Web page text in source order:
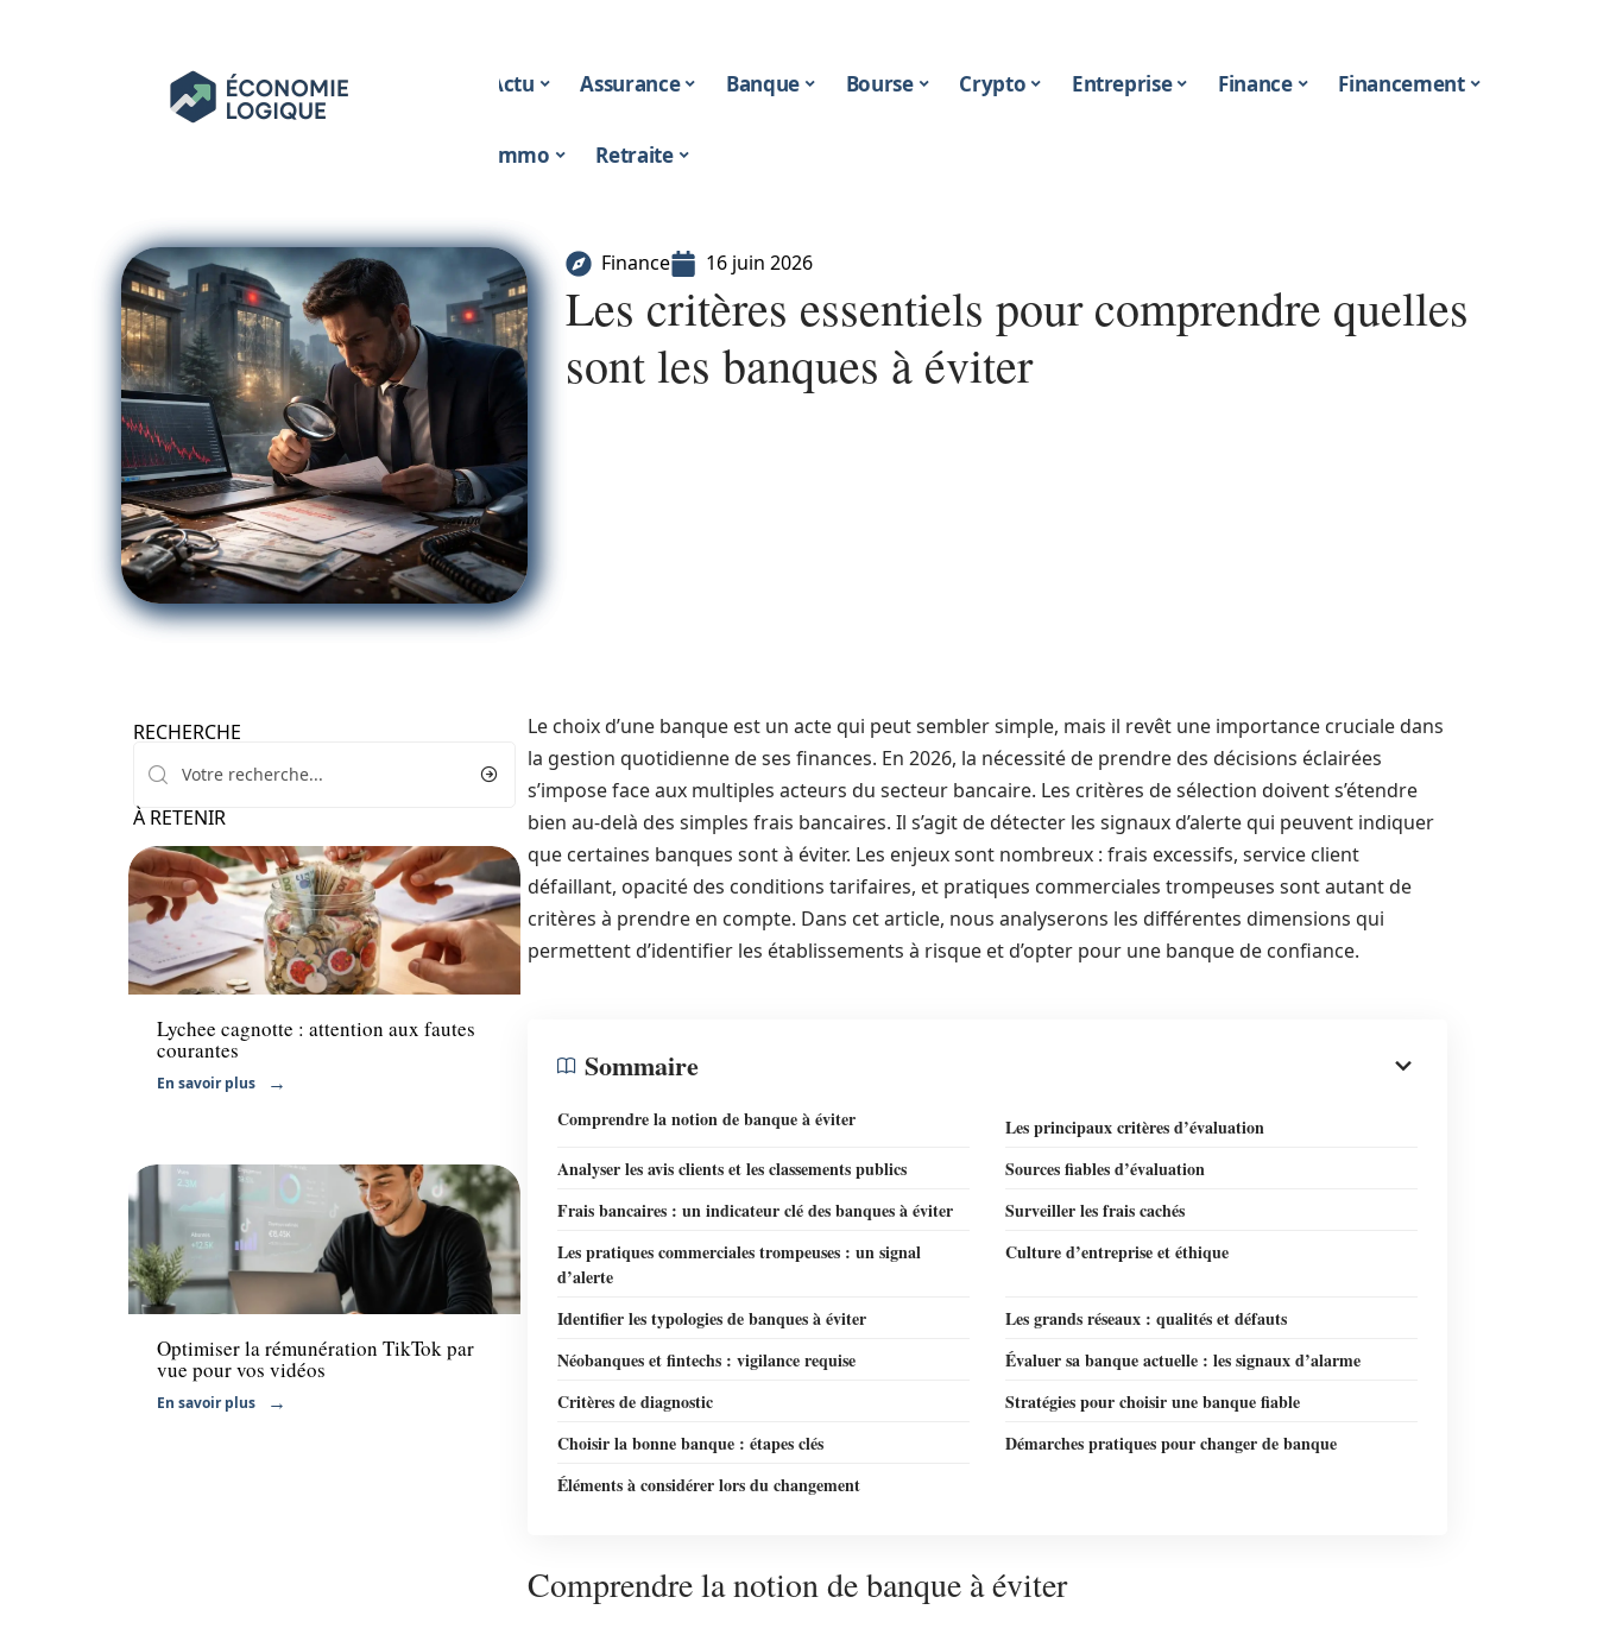
Actu Assurance Banque Bourse Crypto Entreprise Finance Financement
Immo Retraite
Finance 16 juin 2026
Les critères essentiels pour comprendre quelles
sont les banques à éviter
RECHERCHE
À RETENIR
Assurance
Lychee cagnotte : attention aux fautes
courantes
En savoir plus
Entreprise
Optimiser la rémunération TikTok par
vue pour vos vidéos
En savoir plus
Le choix d’une banque est un acte qui peut sembler simple, mais il revêt une importance cruciale dans
la gestion quotidienne de ses finances. En 2026, la nécessité de prendre des décisions éclairées
s’impose face aux multiples acteurs du secteur bancaire. Les critères de sélection doivent s’étendre
bien au-delà des simples frais bancaires. Il s’agit de détecter les signaux d’alerte qui peuvent indiquer
que certaines banques sont à éviter. Les enjeux sont nombreux : frais excessifs, service client
défaillant, opacité des conditions tarifaires, et pratiques commerciales trompeuses sont autant de
critères à prendre en compte. Dans cet article, nous analyserons les différentes dimensions qui
permettent d’identifier les établissements à risque et d’opter pour une banque de confiance.
Sommaire
Comprendre la notion de banque à éviter
Les principaux critères d’évaluation
Analyser les avis clients et les classements publics
Sources fiables d’évaluation
Frais bancaires : un indicateur clé des banques à éviter
Surveiller les frais cachés
Les pratiques commerciales trompeuses : un signal
d’alerte
Culture d’entreprise et éthique
Identifier les typologies de banques à éviter
Les grands réseaux : qualités et défauts
Néobanques et fintechs : vigilance requise
Évaluer sa banque actuelle : les signaux d’alarme
Critères de diagnostic
Stratégies pour choisir une banque fiable
Choisir la bonne banque : étapes clés
Démarches pratiques pour changer de banque
Éléments à considérer lors du changement
Comprendre la notion de banque à éviter